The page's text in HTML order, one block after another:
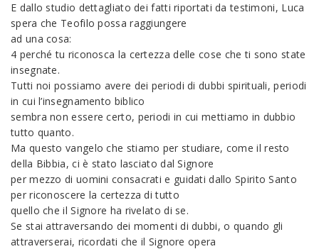
E dallo studio dettagliato dei fatti riportati da testimoni, Luca
spera che Teofilo possa raggiungere
ad una cosa:
4 perché tu riconosca la certezza delle cose che ti sono state
insegnate.
Tutti noi possiamo avere dei periodi di dubbi spirituali, periodi
in cui l’insegnamento biblico
sembra non essere certo, periodi in cui mettiamo in dubbio
tutto quanto.
Ma questo vangelo che stiamo per studiare, come il resto
della Bibbia, ci è stato lasciato dal Signore
per mezzo di uomini consacrati e guidati dallo Spirito Santo
per riconoscere la certezza di tutto
quello che il Signore ha rivelato di se.
Se stai attraversando dei momenti di dubbi, o quando gli
attraverserai, ricordati che il Signore opera